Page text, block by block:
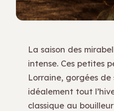
La saison des
intense. Ces petites
Lorraine, gorgées
idéalement tout
classique au